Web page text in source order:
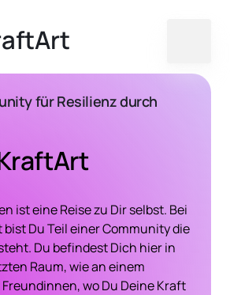
für Resilienz durch
ist eine Reise zu Dir selbst. Bei
Du Teil einer Community die
Du befindest Dich hier in
Raum, wie an einem
wo Du Deine Kraft